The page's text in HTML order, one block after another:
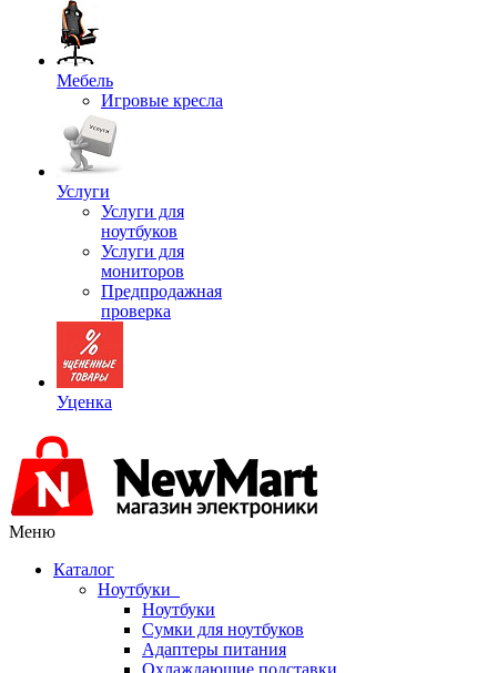
Мебель
Игровые кресла
Услуги
Услуги для
ноутбуков
Услуги для
мониторов
Предпродажная
проверка
Уценка
Меню
Каталог
Ноутбуки
Ноутбуки
Сумки для ноутбуков
Адаптеры питания
Охлаждающие подставки